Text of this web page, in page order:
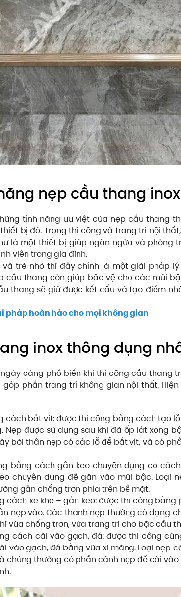
nẹp cầu thang inox
tính năng ưu việt của nẹp cầu thang
bị đó. Trong thi công và trang trí nội
là một thiết bị giúp ngăn ngừa và phòng
viên trong gia đình.
trẻ nhỏ thì đây chính là một giải pháp
cầu thang còn giúp bảo vệ cho các mũi
thang sẽ giữ được kết cấu và tạo điểm
pháp hoàn hảo cho mọi không gian
inox thông dụng
càng phổ biến khi thi công cầu thang
phần trang trí không gian nội thất.
cách bắt vít: được thi công bằng cách tạo
được sử dụng sau khi đã ốp lát xong
bởi thân nẹp có các lỗ để bắt vít, và có
bằng cách gắn keo chuyên dụng có
chuyên dụng để gắn vào mũi bậc. Loại
gân chống trơn phía trên bề mặt.
cách xẻ khe – gắn keo: được thi công
nẹp vào. Các thanh nẹp thường có dạng
vừa chống trơn, vừa trang trí cho bậc cầu
cách cài vào gạch, đá: được thi công
vào gạch, đá bằng vữa xi măng. Loại nẹp
chúng thường có phần cánh nẹp để cài